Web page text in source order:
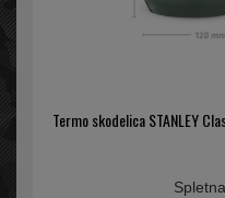
Termo skodelica STANLEY